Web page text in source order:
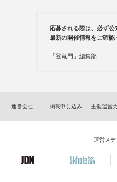
応募される際は、必ず公
最新の開催情報をご確認
「登竜門」編集部
運営会社 掲載申し込み 主催運営
運営メデ